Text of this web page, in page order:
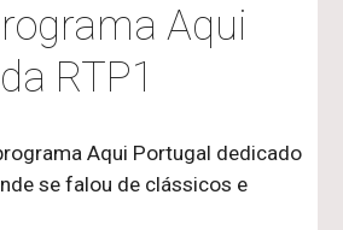
Aqui
RTP1
Aqui Portugal dedicado
se falou de clássicos e